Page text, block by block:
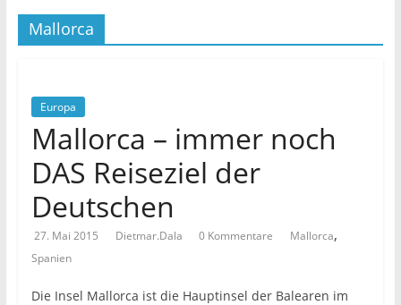
Mallorca
Europa
Mallorca – immer noch
DAS Reiseziel der
Deutschen
27. Mai 2015 Dietmar.Dala 0 Kommentare Mallorca,
Spanien
Die Insel Mallorca ist die Hauptinsel der Balearen im